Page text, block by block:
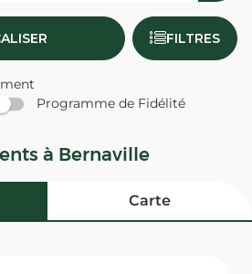
FILTRES
Programme de Fidélité
à Bernaville
Carte